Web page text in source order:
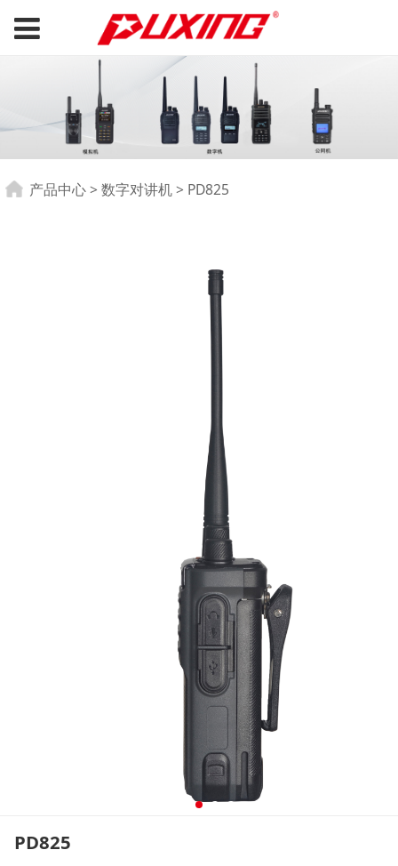
PD825
产品中心> 数字对讲机> PD825
PD825